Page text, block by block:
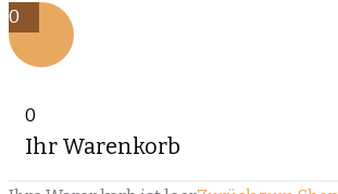
0
0
Ihr Warenkorb